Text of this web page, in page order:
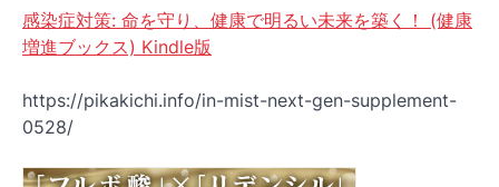
感染症対策: 命を守り、健康で明るい未来を築く！ (健康
増進ブックス) Kindle版
https://pikakichi.info/in-mist-next-gen-supplement-
0528/